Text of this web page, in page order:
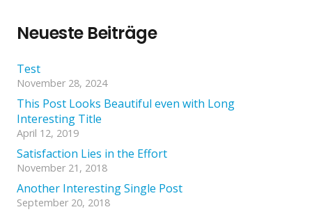
Neueste Beiträge
Test
November 28, 2024
This Post Looks Beautiful even with Long
Interesting Title
April 12, 2019
Satisfaction Lies in the Effort
November 21, 2018
Another Interesting Single Post
September 20, 2018